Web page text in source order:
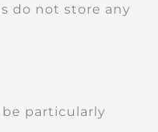
do not store any
particularly